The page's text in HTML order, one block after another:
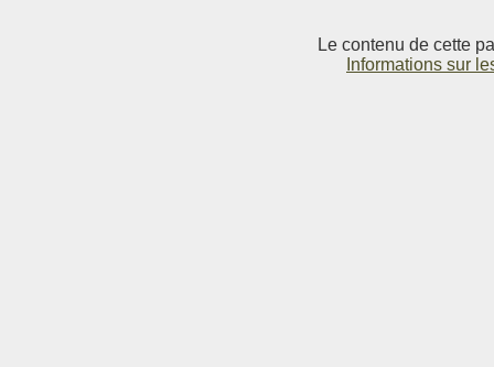
Le contenu de cette
Informations sur